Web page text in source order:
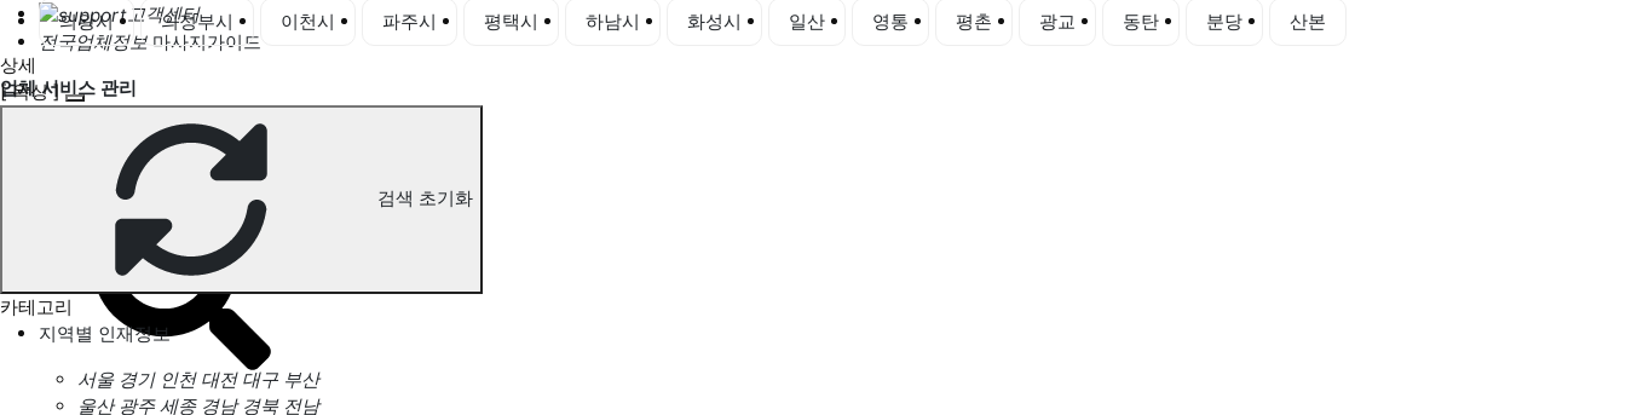
고객센터
전국업체정보 마사지가이드
업체 서비스 관리
개인 서비스 관리
안양 평촌 군포 왁싱 구직정보
의왕시 의정부시 이천시 파주시 평택시 하남시 화성시 일산 영통 평촌 광교 동탄 분당
산본
상세
[ 왁싱 ]
검색 초기화
카테고리
지역별 인재정보
서울 경기 인천 대전 대구 부산
울산 광주 세종 경남 경북 전남